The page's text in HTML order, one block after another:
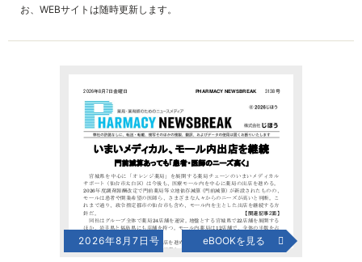
お、WEBサイトは随時更新します。
2026年8月7日号 eBOOKを見る